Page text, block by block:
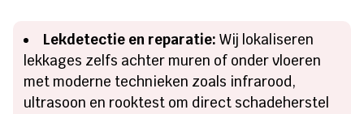
Lekdetectie en reparatie: Wij lokaliseren
lekkages zelfs achter muren of onder vloeren
met moderne technieken zoals infrarood,
ultrasoon en rooktest om direct schadeherstel